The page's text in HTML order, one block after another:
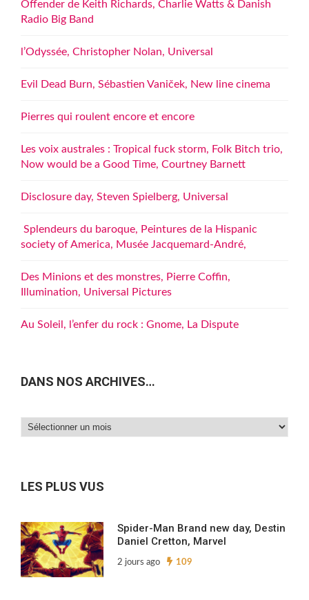
Offender de Keith Richards, Charlie Watts & Danish
Radio Big Band
l’Odyssée, Christopher Nolan, Universal
Evil Dead Burn, Sébastien Vaniček, New line cinema
Pierres qui roulent encore et encore
Les voix australes : Tropical fuck storm, Folk Bitch trio,
Now would be a Good Time, Courtney Barnett
Disclosure day, Steven Spielberg, Universal
Splendeurs du baroque, Peintures de la Hispanic
society of America, Musée Jacquemard-André,
Des Minions et des monstres, Pierre Coffin,
Illumination, Universal Pictures
Au Soleil, l’enfer du rock : Gnome, La Dispute
DANS NOS ARCHIVES…
Dans
LES PLUS VUS
Spider-Man Brand new day, Destin
Daniel Cretton, Marvel
2 jours ago 109